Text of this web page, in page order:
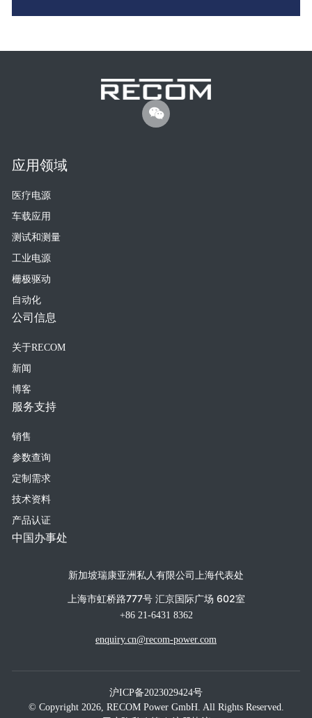
应用领域
医疗电源
车载应用
测试和测量
工业电源
栅极驱动
自动化
公司信息
关于RECOM
新闻
博客
服务支持
销售
参数查询
定制需求
技术资料
产品认证
中国办事处
新加坡瑞康亚洲私人有限公司上海代表处
上海市虹桥路777号 汇京国际广场 602室
+86 21-6431 8362
enquiry.cn@recom-power.com
沪ICP备2023029424号
© Copyright 2026, RECOM Power GmbH. All Rights Reserved.